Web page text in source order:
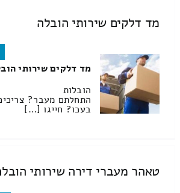
מד דלקים שירותי הובלה
מד דלקים שירותי
הובלות
התחלתם מעבר?
בעכו? חייגו […]
טאהר מעברי דירה שירותי